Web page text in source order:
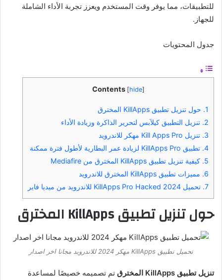
للتطبيقات، مما يوفر وقت المستخدم ويعزز تجربة الأداء الشاملة
للجهاز.
جدول المحتويات
Contents [hide]
1. حول تنزيل تطبيق KillApps المخترق
2. تنزيل التطبيق كيلآبس لتحرير الذاكرة وزيادة الأداء
3. تنزيل Kill Apps Pro مهكر للاندرويد
4. تطبيق KillApps Pro لزيادة عمر البطارية لأطول فترة ممكنة
5. كيفية تنزيل تطبيق KillApps المخترق من Mediafire
6. مميزات تطبيق KillApps المخترق للاندرويد
7. تحميل KillApps Pro Hacked 2024 للاندرويد من ميديا ​​فاير
حول تنزيل تطبيق KillApps المخترق
تحميل تطبيق KillApps مهكر 2024 للاندرويد مجانا اخر اصدار
تنزيل تطبيق KillApps المخترق
تم تصميمه خصيصًا لمساعدة